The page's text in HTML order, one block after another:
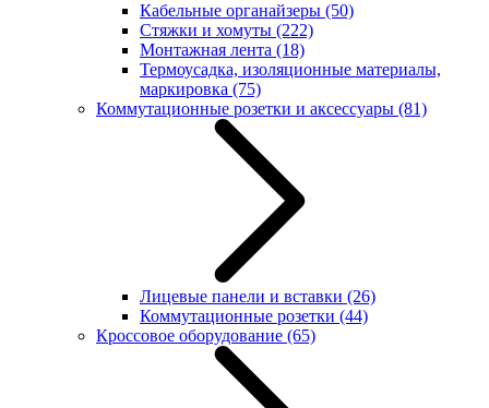
Кабельные органайзеры (50)
Стяжки и хомуты (222)
Монтажная лента (18)
Термоусадка, изоляционные материалы,
маркировка (75)
Коммутационные розетки и аксессуары (81)
Лицевые панели и вставки (26)
Коммутационные розетки (44)
Кроссовое оборудование (65)